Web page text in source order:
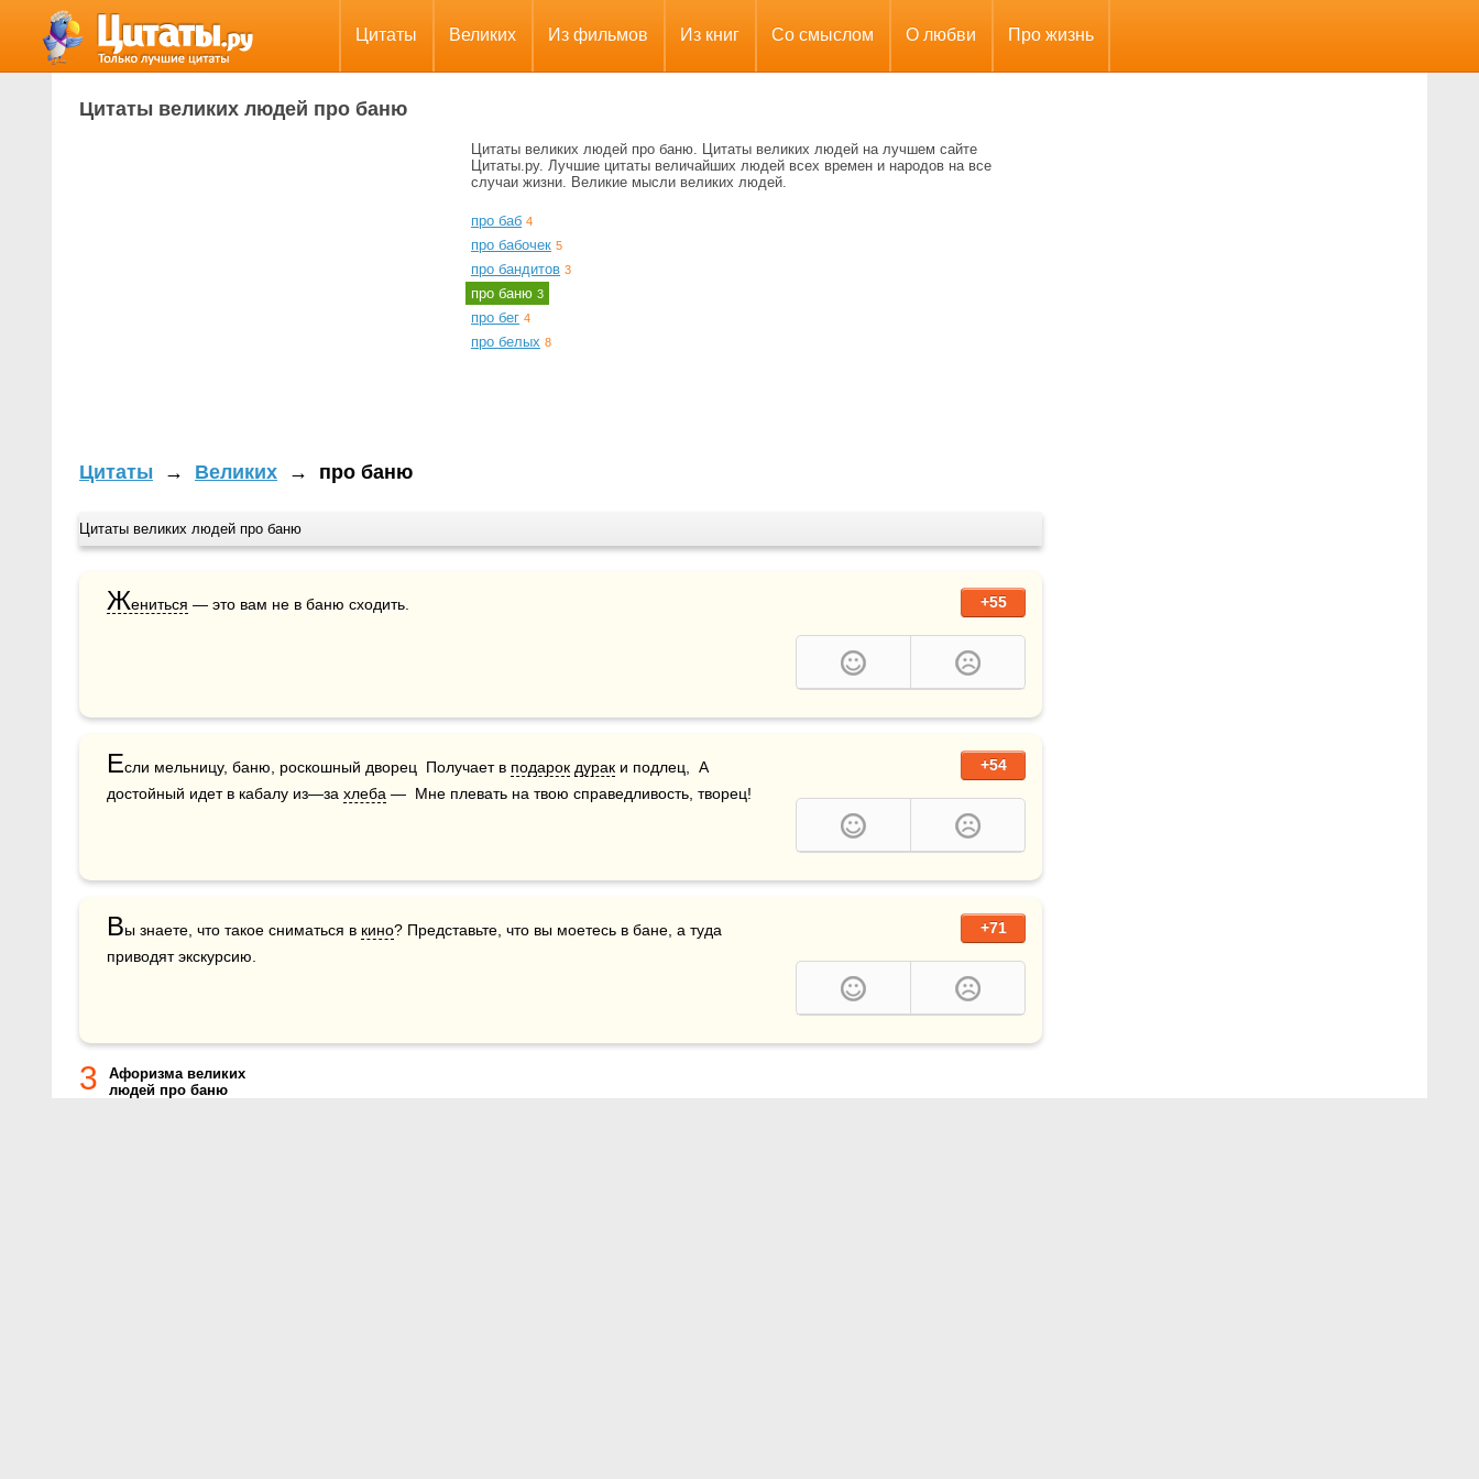
Цитаты Великих Из фильмов Из книг Со смыслом О любви Про жизнь
Цитаты великих людей про баню
Цитаты великих людей про баню. Цитаты великих людей на лучшем сайте
Цитаты.ру. Лучшие цитаты величайших людей всех времен и народов на все
случаи жизни. Великие мысли великих людей.
про баб 4
про бабочек 5
про бандитов 3
про баню 3
про бег 4
про белых 8
Цитаты → Великих → про баню
Цитаты великих людей про баню
+55
Жениться — это вам не в баню сходить.
+54
Если мельницу, баню, роскошный дворец  Получает в подарок дурак и подлец,  А
достойный идет в кабалу из—за хлеба —  Мне плевать на твою справедливость, творец!
+71
Вы знаете, что такое сниматься в кино? Представьте, что вы моетесь в бане, а туда
приводят экскурсию.
3
Афоризма великих
людей про баню